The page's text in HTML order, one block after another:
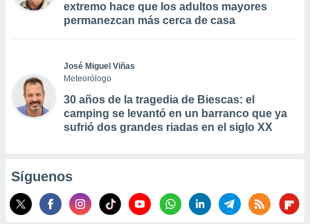
extremo hace que los adultos mayores
permanezcan más cerca de casa
José Miguel Viñas
Meteorólogo
30 años de la tragedia de Biescas: el
camping se levantó en un barranco que ya
sufrió dos grandes riadas en el siglo XX
Síguenos